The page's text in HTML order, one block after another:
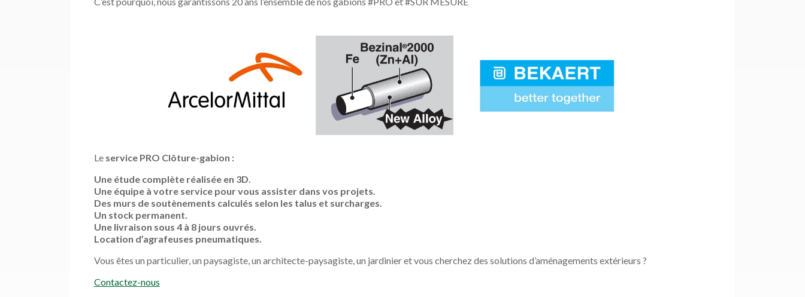
Le service PRO Clôture-gabion :
Une étude complète réalisée en 3D.
Une équipe à votre service pour vous assister dans vos projets.
Des murs de soutènements calculés selon les talus et surcharges.
Un stock permanent.
Une livraison sous 4 à 8 jours ouvrés.
Location d’agrafeuses pneumatiques.
Vous êtes un particulier, un paysagiste, un architecte-paysagiste, un jardinier et vous cherchez des solutions d’aménagements extérieurs ?
Contactez-nous